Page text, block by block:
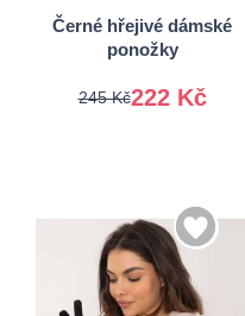
Černé hřejivé dámské
ponožky
222 Kč
245 Kč